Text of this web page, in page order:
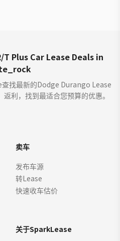
T Plus Car Lease Deals in
找最新的Dodge Durango Lease
利，找到最适合您预算的优惠。
卖车
发布车源
转Lease
快速收车估价
关于SparkLease